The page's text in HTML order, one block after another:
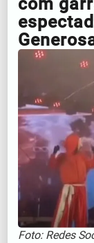
Foto: Redes